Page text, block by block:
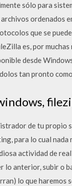
sólo para
ordenados
que se
es, por
desde
tan pronto
de tu
para lo cual
actividad de
lo anterior, subir o
lo que